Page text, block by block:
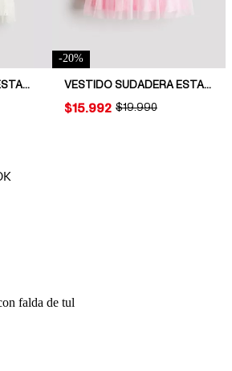
VESTIDO POLERÓN ESTAMPADO CON FALDA DE TUL
-20%
VESTIDO SUDADERA ESTAMPADO
ORIGINAL PRICE:
$19.990
PRICE:
$15.992
falda de tul